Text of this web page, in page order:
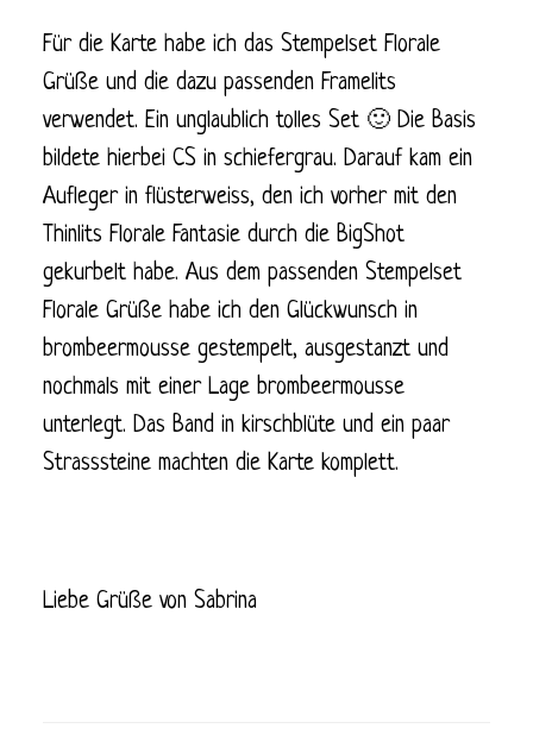
Für die Karte habe ich das Stempelset Florale
Grüße und die dazu passenden Framelits
verwendet. Ein unglaublich tolles Set 🙂 Die Basis
bildete hierbei CS in schiefergrau. Darauf kam ein
Aufleger in flüsterweiss, den ich vorher mit den
Thinlits Florale Fantasie durch die BigShot
gekurbelt habe. Aus dem passenden Stempelset
Florale Grüße habe ich den Glückwunsch in
brombeermousse gestempelt, ausgestanzt und
nochmals mit einer Lage brombeermousse
unterlegt. Das Band in kirschblüte und ein paar
Strasssteine machten die Karte komplett.
Liebe Grüße von Sabrina